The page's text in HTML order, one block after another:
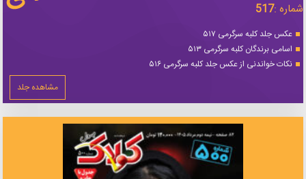
شماره :517
عکس جلد کلبه سرگرمی ۵۱۷
اسامی برندگان کلبه سرگرمی ۵۱۳
نکات خواندنی از عکس جلد کلبه سرگرمی ۵۱۶
مشاهده جلد